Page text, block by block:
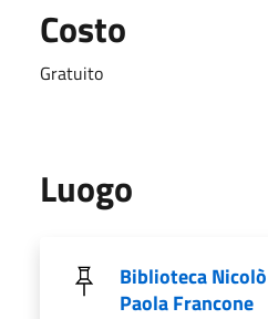
Costo
Gratuito
Luogo
Biblioteca
Paola Francone